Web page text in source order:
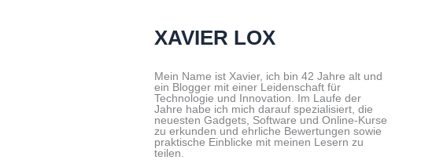
XAVIER LOX
Mein Name ist Xavier, ich bin 42 Jahre alt und
ein Blogger mit einer Leidenschaft für
Technologie und Innovation. Im Laufe der
Jahre habe ich mich darauf spezialisiert, die
neuesten Gadgets, Software und Online-Kurse
zu erkunden und ehrliche Bewertungen sowie
praktische Einblicke mit meinen Lesern zu
teilen.